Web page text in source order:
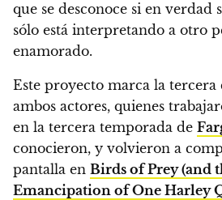
que se desconoce si en verdad
sólo está interpretando a otro
enamorado.
Este proyecto marca la
ambos actores, quienes
en la tercera temporada de
conocieron, y volvieron a
pantalla en Birds of Prey (and
Emancipation of One Harley